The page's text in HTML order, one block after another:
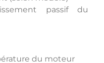
passif du
du moteur